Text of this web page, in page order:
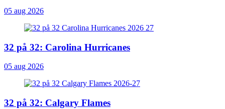
05 aug 2026
32 på 32: Carolina Hurricanes
05 aug 2026
32 på 32: Calgary Flames